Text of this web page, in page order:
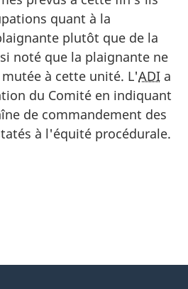
quant à la
plutôt que de la
noté que la plaignante ne
à cette unité. L'ADI a
du Comité en indiquant
de commandement des
à l'équité procédurale.